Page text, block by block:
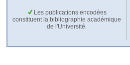
Les publications encodées
constituent la bibliographie académique
de l'Université.